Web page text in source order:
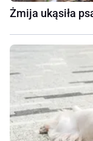
Żmija ukąsiła